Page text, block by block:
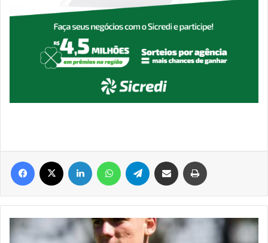
Facebook Linkedin WhatsAppTelegram Compartilhar via e-mail
jogará